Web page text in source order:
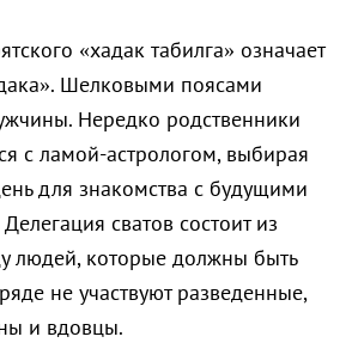
«хадак табилга» означает
Шелковыми поясами
Нередко родственники
с ламой-астрологом, выбирая
для знакомства с будущими
сватов состоит из
людей, которые должны быть
не участвуют разведенные,
и вдовцы.